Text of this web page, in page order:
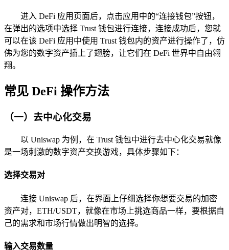
进入 DeFi 应用页面后，点击应用中的“连接钱包”按钮，
在弹出的选项中选择 Trust 钱包进行连接，连接成功后，您就
可以在该 DeFi 应用中使用 Trust 钱包内的资产进行操作了，仿
佛为您的数字资产插上了翅膀，让它们在 DeFi 世界中自由翱
翔。
常见 DeFi 操作方法
（一）去中心化交易
以 Uniswap 为例，在 Trust 钱包中进行去中心化交易就像
是一场刺激的数字资产交换游戏，具体步骤如下：
选择交易对
连接 Uniswap 后，在界面上仔细选择你想要交易的加密
资产对，ETH/USDT，就像在市场上挑选商品一样，要根据自
己的需求和市场行情做出明智的选择。
输入交易数量